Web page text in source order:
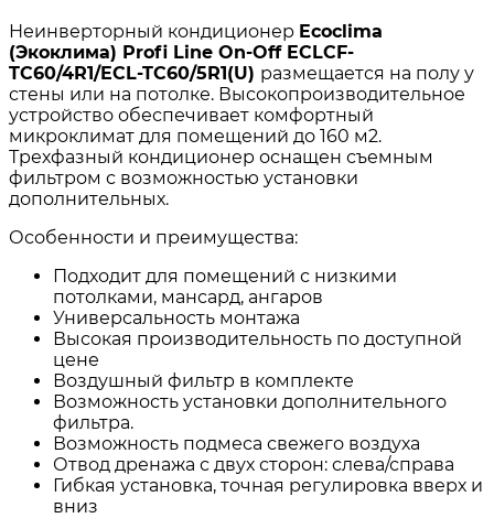
Неинверторный кондиционер Ecoclima
(Экоклима) Profi Line On-Off ECLCF-
TC60/4R1/ECL-TC60/5R1(U) размещается на полу у
стены или на потолке. Высокопроизводительное
устройство обеспечивает комфортный
микроклимат для помещений до 160 м2.
Трехфазный кондиционер оснащен съемным
фильтром с возможностью установки
дополнительных.
Особенности и преимущества:
Подходит для помещений с низкими
потолками, мансард, ангаров
Универсальность монтажа
Высокая производительность по доступной
цене
Воздушный фильтр в комплекте
Возможность установки дополнительного
фильтра.
Возможность подмеса свежего воздуха
Отвод дренажа с двух сторон: слева/справа
Гибкая установка, точная регулировка вверх и
вниз